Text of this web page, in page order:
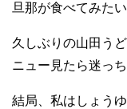
旦那が食べてみた
久しぶりの山田う
ニュー見たら迷っち
結局、私はしょう